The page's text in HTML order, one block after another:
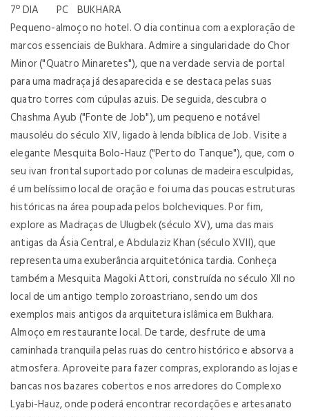
7º DIA PC BUKHARA
Pequeno-almoço no hotel. O dia continua com a exploração de
marcos essenciais de Bukhara. Admire a singularidade do Chor
Minor ("Quatro Minaretes"), que na verdade servia de portal
para uma madraça já desaparecida e se destaca pelas suas
quatro torres com cúpulas azuis. De seguida, descubra o
Chashma Ayub ("Fonte de Job"), um pequeno e notável
mausoléu do século XIV, ligado à lenda bíblica de Job. Visite a
elegante Mesquita Bolo-Hauz ("Perto do Tanque"), que, com o
seu ivan frontal suportado por colunas de madeira esculpidas,
é um belíssimo local de oração e foi uma das poucas estruturas
históricas na área poupada pelos bolcheviques. Por fim,
explore as Madraças de Ulugbek (século XV), uma das mais
antigas da Ásia Central, e Abdulaziz Khan (século XVII), que
representa uma exuberância arquitetónica tardia. Conheça
também a Mesquita Magoki Attori, construída no século XII no
local de um antigo templo zoroastriano, sendo um dos
exemplos mais antigos da arquitetura islâmica em Bukhara.
Almoço em restaurante local. De tarde, desfrute de uma
caminhada tranquila pelas ruas do centro histórico e absorva a
atmosfera. Aproveite para fazer compras, explorando as lojas e
bancas nos bazares cobertos e nos arredores do Complexo
Lyabi-Hauz, onde poderá encontrar recordações e artesanato